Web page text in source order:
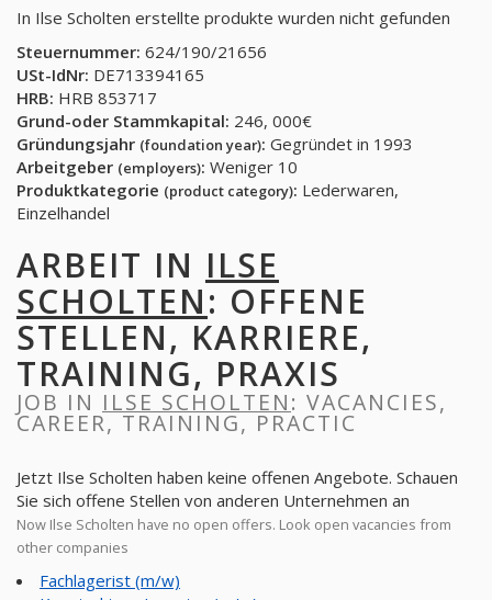
In Ilse Scholten erstellte produkte wurden nicht gefunden
Steuernummer: 624/190/21656
USt-IdNr: DE713394165
HRB: HRB 853717
Grund-oder Stammkapital: 246, 000€
Gründungsjahr (foundation year): Gegründet in 1993
Arbeitgeber (employers): Weniger 10
Produktkategorie (product category): Lederwaren,
Einzelhandel
ARBEIT IN ILSE
SCHOLTEN: OFFENE
STELLEN, KARRIERE,
TRAINING, PRAXIS
JOB IN ILSE SCHOLTEN: VACANCIES,
CAREER, TRAINING, PRACTIC
Jetzt Ilse Scholten haben keine offenen Angebote. Schauen
Sie sich offene Stellen von anderen Unternehmen an
Now Ilse Scholten have no open offers. Look open vacancies from
other companies
Fachlagerist (m/w)